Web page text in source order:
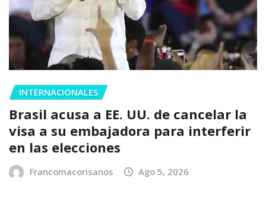
INTERNACIONALES
Brasil acusa a EE. UU. de cancelar la
visa a su embajadora para interferir
en las elecciones
Francomacorisanos Ago 5, 2026